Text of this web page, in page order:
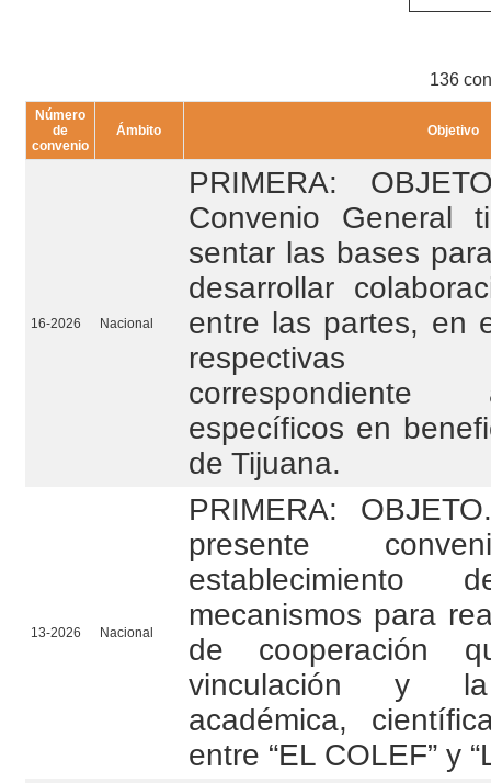
136
Número
de
convenio
Ámbito Objetivo
16-2026 Nacional
PRIMERA:
Convenio General
sentar las bases
desarrollar
entre las partes, en
respectivas
específicos en
de Tijuana.
13-2026 Nacional
PRIMERA:
presente
mecanismos para
de cooperación
vinculación y la
académica,
entre “EL COLEF” y